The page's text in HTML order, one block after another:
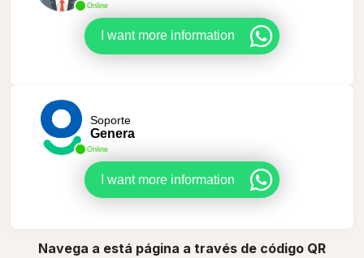
Online
I want more information
Online
Soporte
Genera
I want more information
Navega a está página a través de código QR